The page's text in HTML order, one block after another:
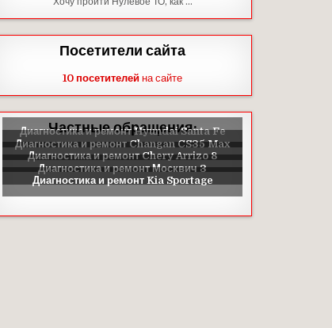
Посетители сайта
10 посетителей на сайте
Частные обращения: